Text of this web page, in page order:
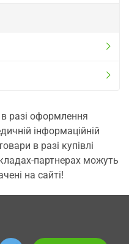
разі оформлення
інформаційній
в разі купівлі
партнерах можуть
на сайті!